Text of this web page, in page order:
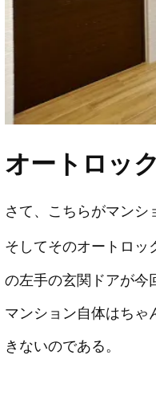
オートロッ
さて、こちらがマンシ
そしてそのオートロッ
の左手の玄関ドアが今
マンション自体はちゃ
きないのである。